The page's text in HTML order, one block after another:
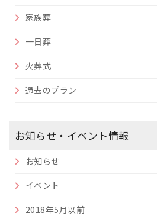
家族葬
一日葬
火葬式
過去のプラン
お知らせ・イベント情報
お知らせ
イベント
2018年5月以前